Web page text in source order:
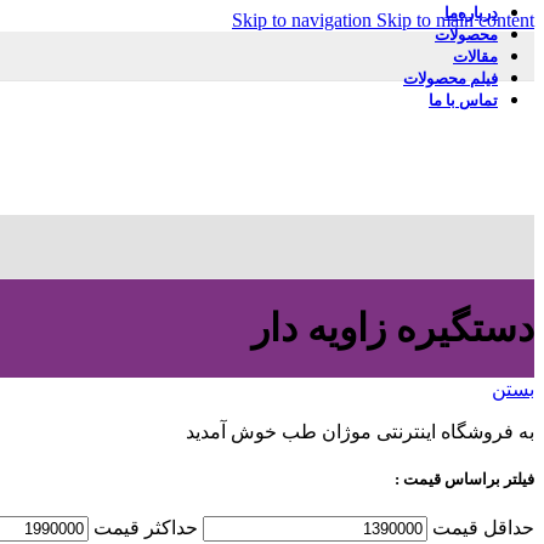
Skip to navigation Skip to main content
درباره‌ما
محصولات
مقالات
فیلم محصولات
تماس با ما
دستگیره زاویه دار
بستن
به فروشگاه اینترنتی موژان طب خوش آمدید
فیلتر براساس قیمت :
حداقل قیمت حداكثر قيمت